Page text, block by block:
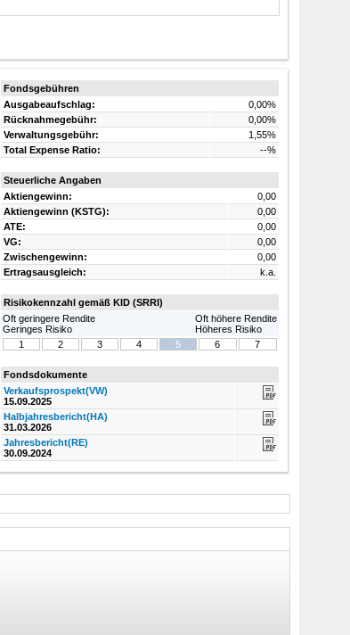
Fondsgebühren
Ausgabeaufschlag:
0,00%
Rücknahmegebühr:
0,00%
Verwaltungsgebühr:
1,55%
Total Expense Ratio:
--%
Steuerliche Angaben
Aktiengewinn:
0,00
Aktiengewinn (KSTG):
0,00
ATE:
0,00
VG:
0,00
Zwischengewinn:
0,00
Ertragsausgleich:
k.a.
Risikokennzahl gemäß KID(SRRI)
Oft höhere Rendite
Höheres Risiko
Oft geringere Rendite
Geringes Risiko
1
2 3 4 5 6 7
Fondsdokumente
Verkaufsprospekt(VW)
15.09.2025
Halbjahresbericht(HA)
31.03.2026
Jahresbericht(RE)
30.09.2024